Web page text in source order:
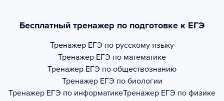
Бесплатный тренажер по подготовке к ЕГЭ
Тренажер ЕГЭ по русскому языку
Тренажер ЕГЭ по математике
Тренажер ЕГЭ по обществознанию
Тренажер ЕГЭ по биологии
Тренажер ЕГЭ по информатикеТренажер ЕГЭ по физике